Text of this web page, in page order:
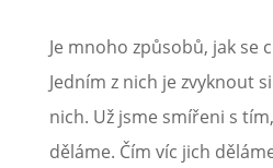
Je mnoho způsobů, jak se
Jedním z nich je zvyknout
nich. Už jsme smířeni s
děláme. Čím víc jich